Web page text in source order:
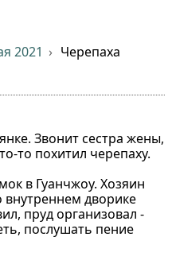
2021 Черепаха
Звонит сестра жены,
то похитил черепаху.
в Гуанчжоу. Хозяин
внутреннем дворике
пруд организовал -
послушать пение